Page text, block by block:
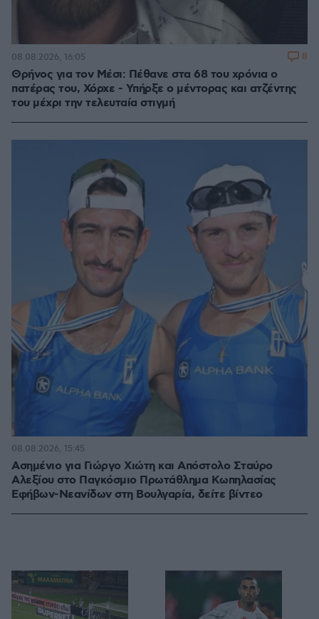
Θρήνος για τον Μέσι: Πέθανε στα 68 του χρόνια ο
πατέρας του, Χόρχε - Υπήρξε ο μέντορας και ατζέντης
του μέχρι την τελευταία στιγμή
08.08.2026, 16:05 8
Ασημένιο για Γιώργο Χιώτη και Απόστολο Σταύρο
Αλεξίου στο Παγκόσμιο Πρωτάθλημα Κωπηλασίας
Εφήβων-Νεανίδων στη Βουλγαρία, δείτε βίντεο
08.08.2026, 15:45